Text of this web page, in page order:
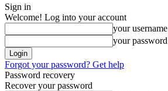
Sign in
Welcome! Log into your account
your username
your password
Forgot your password? Get help
Password recovery
Recover your password